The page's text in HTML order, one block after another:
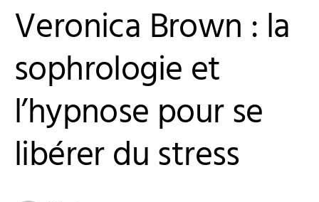
Veronica Brown : la
sophrologie et
l’hypnose pour se
libérer du stress